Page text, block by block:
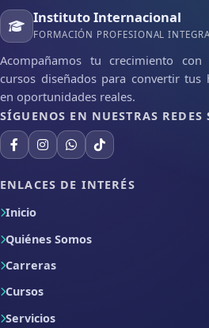
Instituto Internacional
FORMACIÓN PROFESIONAL
Acompañamos tu crecimiento con
cursos diseñados para convertir tus
en oportunidades reales.
SÍGUENOS EN NUESTRAS REDES
ENLACES DE INTERÉS
Inicio
Quiénes Somos
Carreras
Cursos
Servicios